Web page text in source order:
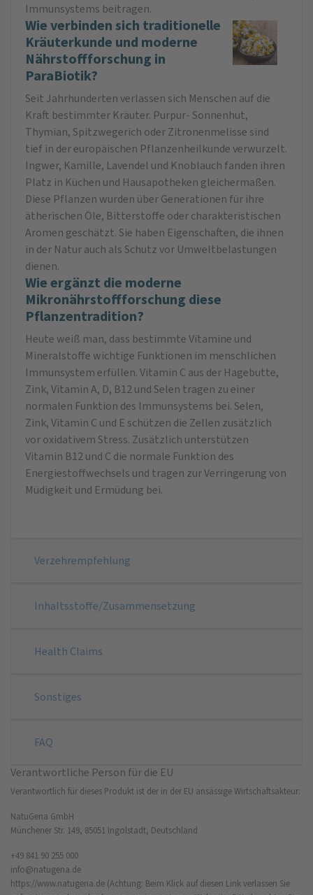
Immunsystems beitragen.
Wie verbinden sich traditionelle
Kräuterkunde und moderne
Nährstoffforschung in
ParaBiotik?
Seit Jahrhunderten verlassen sich Menschen auf die
Kraft bestimmter Kräuter. Purpur- Sonnenhut,
Thymian, Spitzwegerich oder Zitronenmelisse sind
tief in der europäischen Pflanzenheilkunde verwurzelt.
Ingwer, Kamille, Lavendel und Knoblauch fanden ihren
Platz in Küchen und Hausapotheken gleichermaßen.
Diese Pflanzen wurden über Generationen für ihre
ätherischen Öle, Bitterstoffe oder charakteristischen
Aromen geschätzt. Sie haben Eigenschaften, die ihnen
in der Natur auch als Schutz vor Umweltbelastungen
dienen.
Wie ergänzt die moderne
Mikronährstoffforschung diese
Pflanzentradition?
Heute weiß man, dass bestimmte Vitamine und
Mineralstoffe wichtige Funktionen im menschlichen
Immunsystem erfüllen. Vitamin C aus der Hagebutte,
Zink, Vitamin A, D, B12 und Selen tragen zu einer
normalen Funktion des Immunsystems bei. Selen,
Zink, Vitamin C und E schützen die Zellen zusätzlich
vor oxidativem Stress. Zusätzlich unterstützen
Vitamin B12 und C die normale Funktion des
Energiestoffwechsels und tragen zur Verringerung von
Müdigkeit und Ermüdung bei.
Verzehrempfehlung
Inhaltsstoffe/Zusammensetzung
Health Claims
Sonstiges
FAQ
Verantwortliche Person für die EU
Verantwortlich für dieses Produkt ist der in der EU ansässige Wirtschaftsakteur:
NatuGena GmbH
Münchener Str. 149, 85051 Ingolstadt, Deutschland
+49 841 90 255 000
info@natugena.de
https://www.natugena.de (Achtung: Beim Klick auf diesen Link verlassen Sie